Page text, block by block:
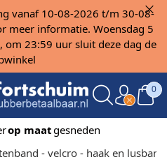
vanaf 10-08-2026 t/m 30-08-
meer informatie. Woensdag 5
om 23:59 uur sluit deze dag de
0
op maatgesneden
- velcro - haak en lusband